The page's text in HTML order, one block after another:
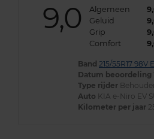
9,0 Algemeen
Geluid
Grip
Comfort
Band 215/55R17 98V
Datum beoordeling
Type rijder
Auto KIA e-Niro EV
Kilometer per jaar